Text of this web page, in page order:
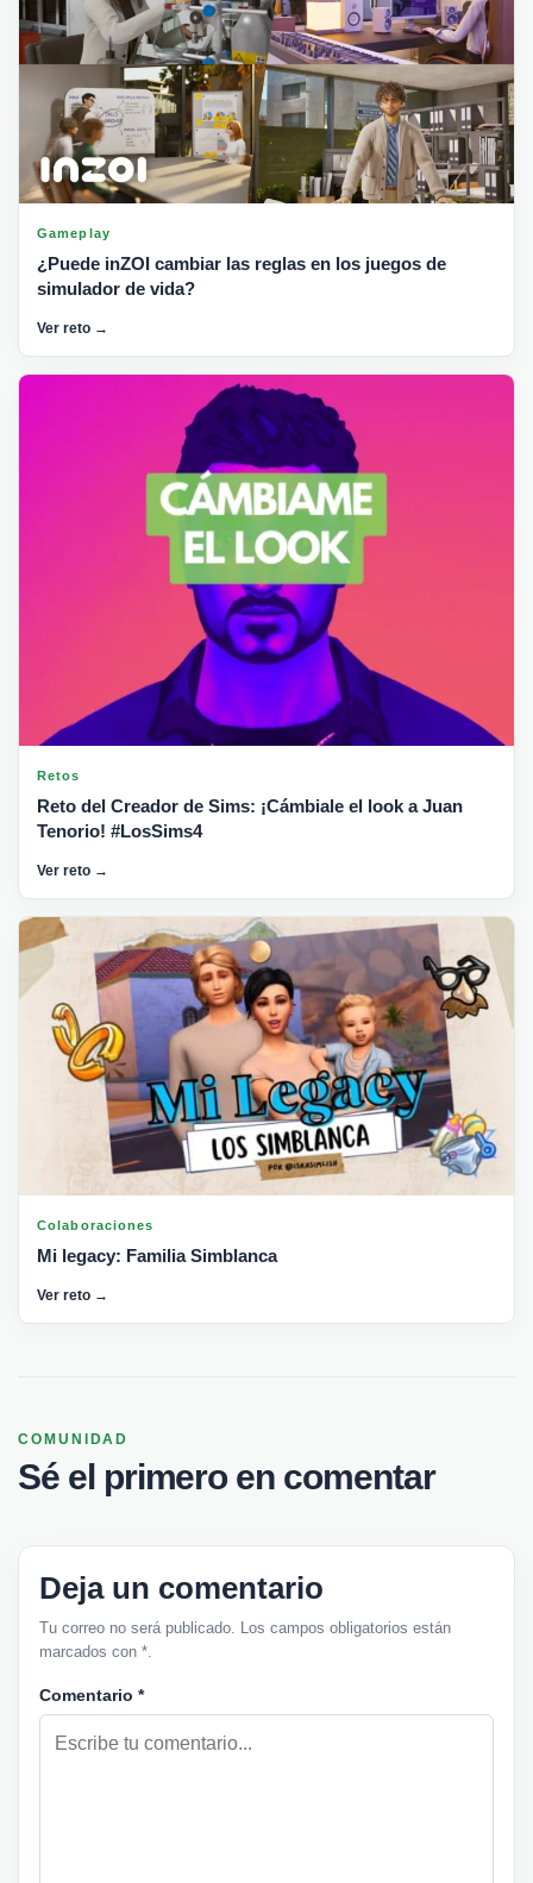
Gameplay
¿Puede inZOI cambiar las reglas en los juegos de
simulador de vida?
Ver reto →
Retos
Reto del Creador de Sims: ¡Cámbiale el look a Juan
Tenorio! #LosSims4
Ver reto →
Colaboraciones
Mi legacy: Familia Simblanca
Ver reto →
COMUNIDAD
Sé el primero en comentar
Deja un comentario
Tu correo no será publicado. Los campos obligatorios están
marcados con *.
Comentario *